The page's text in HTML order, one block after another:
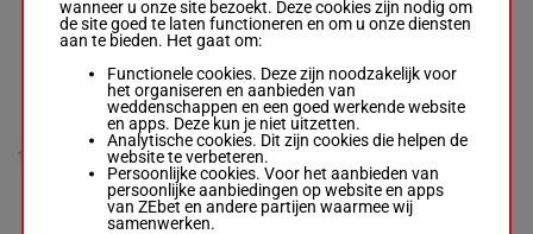
58 kg
12
RULER NS
Sanchez Gar.-
Macedo Da
58 kg
(24) 11p 9p 6p
5p 6p 2p 6p 9p
R/458 kg
(24) 11p
9p 6p 5p
6p 2p 6p
9p
wanneer u onze site bezoekt. Deze cookies zijn nodig om
de site goed te laten functioneren en om u onze diensten
aan te bieden. Het gaat om:
Functionele cookies. Deze zijn noodzakelijk voor
het organiseren en aanbieden van
weddenschappen en een goed werkende website
en apps. Deze kun je niet uitzetten.
Analytische cookies. Dit zijn cookies die helpen de
website te verbeteren.
Persoonlijke cookies. Voor het aanbieden van
persoonlijke aanbiedingen op website en apps
van ZEbet en andere partijen waarmee wij
samenwerken.